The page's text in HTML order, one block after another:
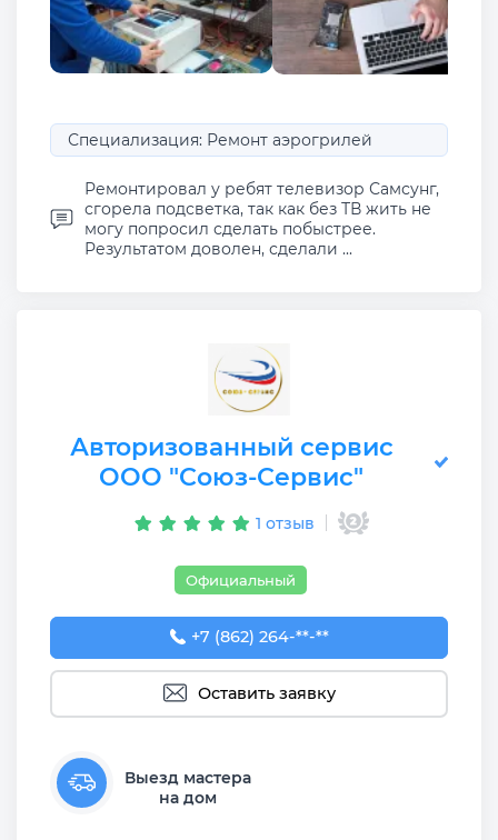
Специализация: Ремонт аэрогрилей
Ремонтировал у ребят телевизор Самсунг,
сгорела подсветка, так как без ТВ жить не
могу попросил сделать побыстрее.
Результатом доволен, сделали ...
Авторизованный сервис
ООО "Союз-Сервис"
1 отзыв
Официальный
+7 (862) 264-33-22
+7 (862) 264-**-**
Оставить заявку
Выезд мастера
на дом